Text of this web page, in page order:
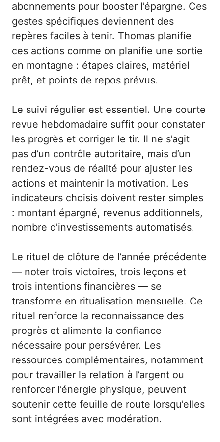
abonnements pour booster l’épargne. Ces
gestes spécifiques deviennent des
repères faciles à tenir. Thomas planifie
ces actions comme on planifie une sortie
en montagne : étapes claires, matériel
prêt, et points de repos prévus.
Le suivi régulier est essentiel. Une courte
revue hebdomadaire suffit pour constater
les progrès et corriger le tir. Il ne s’agit
pas d’un contrôle autoritaire, mais d’un
rendez-vous de réalité pour ajuster les
actions et maintenir la motivation. Les
indicateurs choisis doivent rester simples
: montant épargné, revenus additionnels,
nombre d’investissements automatisés.
Le rituel de clôture de l’année précédente
— noter trois victoires, trois leçons et
trois intentions financières — se
transforme en ritualisation mensuelle. Ce
rituel renforce la reconnaissance des
progrès et alimente la confiance
nécessaire pour persévérer. Les
ressources complémentaires, notamment
pour travailler la relation à l’argent ou
renforcer l’énergie physique, peuvent
soutenir cette feuille de route lorsqu’elles
sont intégrées avec modération.